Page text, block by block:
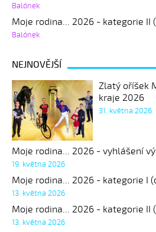
Balónek
Moje rodina... 2026 - kategorie II
Balónek
NEJNOVĚJŠÍ
Zlatý oříšek
kraje 2026
31. května 2026
Moje rodina... 2026 - vyhlášení
19. května 2026
Moje rodina... 2026 - kategorie I
13. května 2026
Moje rodina... 2026 - kategorie II
13. května 2026